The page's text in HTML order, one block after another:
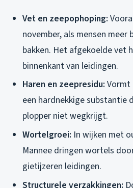
Vet en zeepophoping:
november, als mensen meer
bakken. Het afgekoelde vet
binnenkant van leidingen.
Haren en zeepresidu: Vormt
een hardnekkige substantie
plopper niet wegkrijgt.
Wortelgroei: In wijken met
Mannee dringen wortels
gietijzeren leidingen.
Structurele verzakkingen: